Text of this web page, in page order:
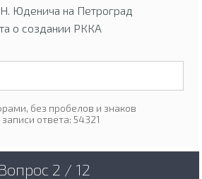
Юденича на Петроград
о создании РККА
без пробелов и знаков
ответа: 54321
Вопрос 2 / 12